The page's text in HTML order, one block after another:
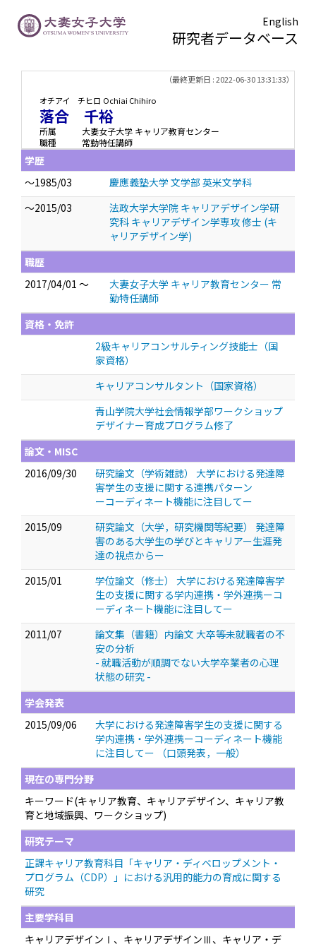
English
研究者データベース
（最終更新日 : 2022-06-30 13:31:33）
オチアイ チヒロ Ochiai Chihiro
落合 千裕
所属
大妻女子大学 キャリア教育センター
職種
常勤特任講師
学歴
～1985/03
慶應義塾大学 文学部 英米文学科
～2015/03
法政大学大学院 キャリアデザイン学研
究科 キャリアデザイン学専攻 修士 (キ
ャリアデザイン学)
職歴
2017/04/01 ～
大妻女子大学 キャリア教育センター 常
勤特任講師
資格・免許
2級キャリアコンサルティング技能士（国
家資格）
キャリアコンサルタント（国家資格）
青山学院大学社会情報学部ワークショップ
デザイナー育成プログラム修了
論文・MISC
2016/09/30
研究論文（学術雑誌） 大学における発達障
害学生の支援に関する連携パターン
ーコーディネート機能に注目してー
2015/09
研究論文（大学，研究機関等紀要） 発達障
害のある大学生の学びとキャリアー生涯発
達の視点からー
2015/01
学位論文（修士） 大学における発達障害学
生の支援に関する学内連携・学外連携ーコ
ーディネート機能に注目してー
2011/07
論文集（書籍）内論文 大卒等未就職者の不
安の分析
- 就職活動が順調でない大学卒業者の心理
状態の研究 -
学会発表
2015/09/06
大学における発達障害学生の支援に関する
学内連携・学外連携ーコーディネート機能
に注目してー
（口頭発表，一般）
現在の専門分野
キーワード(キャリア教育、キャリアデザイン、キャリア教
育と地域振興、ワークショップ)
研究テーマ
正課キャリア教育科目「キャリア・ディベロップメント・
プログラム（CDP）」における汎用的能力の育成に関する
研究
主要学科目
キャリアデザインⅠ、キャリアデザインⅢ、キャリア・デ